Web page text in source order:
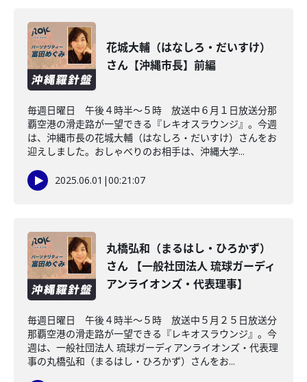
花城大輔（はなしろ・だいすけ）
さん【沖縄市長】前編
毎週日曜日 午後４時半～５時 放送中６月１日放送分那
覇空港の滑走路が一望できる『レキオスラウンジ』。今週
は、沖縄市長の花城大輔（はなしろ・だいすけ）さんをお
迎えしました。おしゃべりのお相手は、沖縄大学...
2025.06.01 |00:21:07
丸橋弘和（まるはし・ひろかず）
さん 【一般社団法人 琉球ガーディ
アンライオンズ・代表理事】
毎週日曜日 午後４時半～５時 放送中５月２５日放送分
那覇空港の滑走路が一望できる『レキオスラウンジ』。今
週は、一般社団法人 琉球ガーディアンライオンズ・代表理
事の丸橋弘和（まるはし・ひろかず）さんをお...